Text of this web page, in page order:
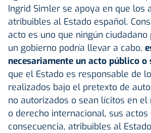
Ingrid Simler se apoya en que los
atribuibles al Estado español.
acto es uno que ningún
un gobierno podría llevar a cabo,
necesariamente un acto público o
que el Estado es responsable de
realizados bajo el pretexto de
no autorizados o sean lícitos en
o derecho internacional, sus actos
consecuencia, atribuibles al